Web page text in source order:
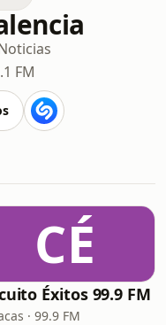
FM
CÉ
Éxitos 99.9 FM
· 99.9 FM